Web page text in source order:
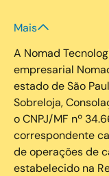
Mais
A Nomad
empresarial
estado de São
Sobreloja,
o CNPJ/MF nº
correspondente
de operações de
estabelecido na